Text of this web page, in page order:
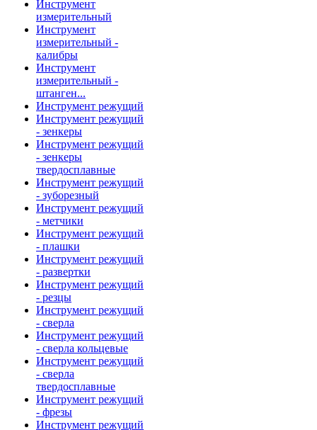
Инструмент
измерительный
Инструмент
измерительный -
калибры
Инструмент
измерительный -
штанген...
Инструмент режущий
Инструмент режущий
- зенкеры
Инструмент режущий
- зенкеры
твердосплавные
Инструмент режущий
- зуборезный
Инструмент режущий
- метчики
Инструмент режущий
- плашки
Инструмент режущий
- развертки
Инструмент режущий
- резцы
Инструмент режущий
- сверла
Инструмент режущий
- сверла кольцевые
Инструмент режущий
- сверла
твердосплавные
Инструмент режущий
- фрезы
Инструмент режущий